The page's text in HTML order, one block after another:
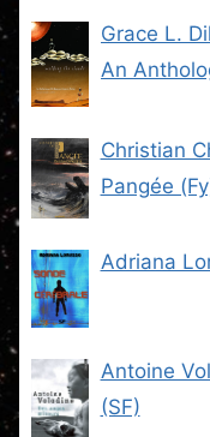
Grace L.
An
Christian
Pangée
Adriana
Antoine
(SF)